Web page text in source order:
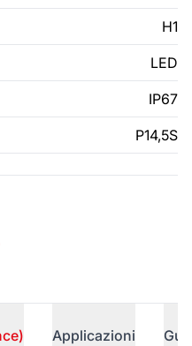
H1
LED
IP67
P14,5S
Applicazioni